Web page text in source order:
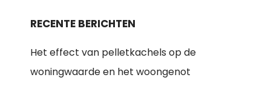
RECENTE BERICHTEN
Het effect van pelletkachels op de
woningwaarde en het woongenot